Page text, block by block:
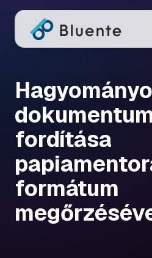
fordítása
formátum